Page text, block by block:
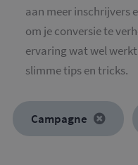
aan meer inschrijvers
om je conversie te
ervaring wat wel
slimme tips en tricks.
Campagne